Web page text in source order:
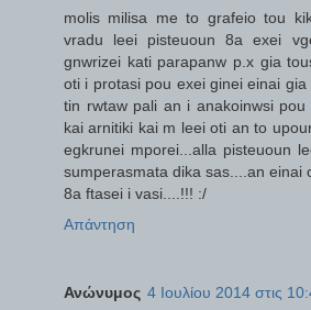
molis milisa me to grafeio tou
vradu leei pisteuoun 8a exei
gnwrizei kati parapanw p.x gia
oti i protasi pou exei ginei einai
tin rwtaw pali an i anakoinwsi
kai arnitiki kai m leei oti an to
egkrunei mporei...alla pisteuoun
sumperasmata dika sas....an einai
8a ftasei i vasi....!!! :/
Απάντηση
Ανώνυμος 4 Ιουλίου 2014 στις